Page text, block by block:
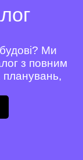
Ми
з повним
планувань,